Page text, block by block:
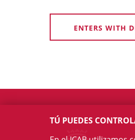
ENTERS WITH
TÚ PUEDES